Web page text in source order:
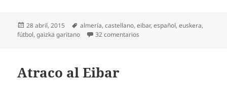
Publicado
el
28 abril, 2015 Etiquetas
almería,castellano,eibar,español,euskera,
fútbol,gaizka garitano 32 comentarios
Atraco al Eibar